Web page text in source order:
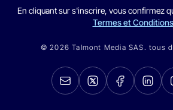
En cliquant sur s'inscrire, vous confirmez
Termes et Conditions
© 2026 Talmont Media SAS. tous